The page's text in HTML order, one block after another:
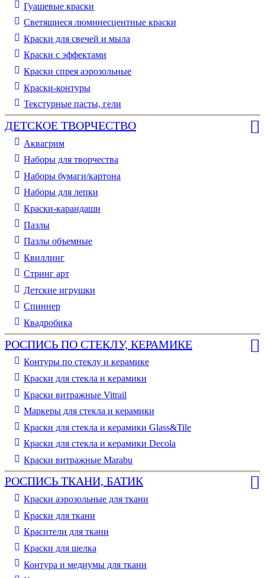
Гуашевые краски
Светящиеся люминесцентные краски
Краски для свечей и мыла
Краски с эффектами
Краски спрея аэрозольные
Краски-контуры
Текстурные пасты, гели
ДЕТСКОЕ ТВОРЧЕСТВО
Аквагрим
Наборы для творчества
Наборы бумаги/картона
Наборы для лепки
Краски-карандаши
Пазлы
Пазлы объемные
Квиллинг
Стринг арт
Детские игрушки
Спиннер
Квадробика
РОСПИСЬ ПО СТЕКЛУ, КЕРАМИКЕ
Контуры по стеклу и керамике
Краски для стекла и керамики
Краски витражные Vitrail
Маркеры для стекла и керамики
Краски для стекла и керамики Glass&Tile
Краски для стекла и керамики Decola
Краски витражные Marabu
РОСПИСЬ ТКАНИ, БАТИК
Краски аэрозольные для ткани
Краски для ткани
Красители для ткани
Краски для шелка
Контура и медиумы для ткани